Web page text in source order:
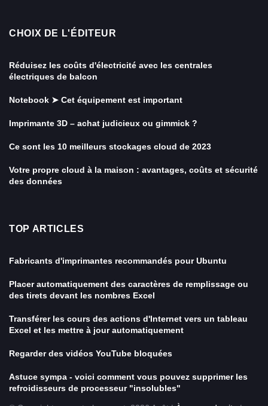
CHOIX DE L'ÉDITEUR
Réduisez les coûts d'électricité avec les centrales
électriques de balcon
Notebook ➤ Cet équipement est important
Imprimante 3D – achat judicieux ou gimmick ?
Ce sont les 10 meilleurs stockages cloud de 2023
Votre propre cloud à la maison : avantages, coûts et sécurité
des données
TOP ARTICLES
Fabricants d'imprimantes recommandés pour Ubuntu
Placer automatiquement des caractères de remplissage ou
des tirets devant les nombres Excel
Transférer les cours des actions d'Internet vers un tableau
Excel et les mettre à jour automatiquement
Regarder des vidéos YouTube bloquées
Astuce sympa - voici comment vous pouvez supprimer les
refroidisseurs de processeur "insolubles"